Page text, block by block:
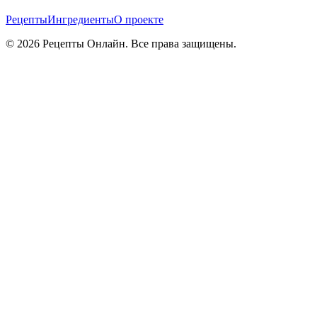
РецептыИнгредиентыО проекте
© 2026 Рецепты Онлайн. Все права защищены.